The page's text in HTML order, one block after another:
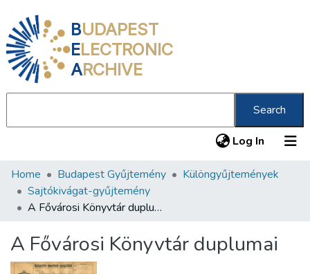
BUDAPEST
ELECTRONIC
ARCHIVE
Search
Log In (current)
Communities & Collections
All of DSpace
About us
Home Budapest Gyűjtemény
Különgyűjtemények
Sajtókivágat-gyűjtemény
A Fővárosi Könyvtár duplumai
A Fővárosi Könyvtár duplumai